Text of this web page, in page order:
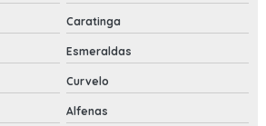
Caratinga
Esmeraldas
Curvelo
Alfenas